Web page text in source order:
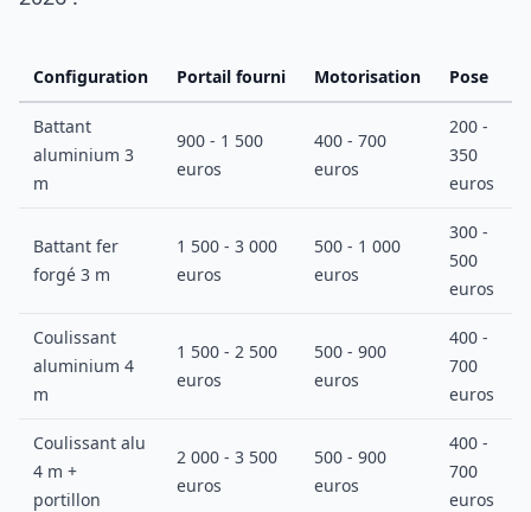
Configuration Portail fourni Motorisation Pose
Battant
aluminium 3
m
900 - 1 500
euros
400 - 700
euros
200 -
350
euros
Battant fer
forgé 3 m
1 500 - 3 000
euros
500 - 1 000
euros
300 -
500
euros
Coulissant
aluminium 4
m
1 500 - 2 500
euros
500 - 900
euros
400 -
700
euros
Coulissant alu
4 m +
portillon
2 000 - 3 500
euros
500 - 900
euros
400 -
700
euros